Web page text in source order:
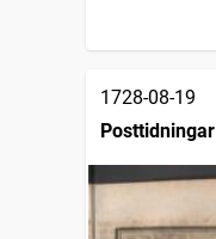
1728-08-19
Posttidningar